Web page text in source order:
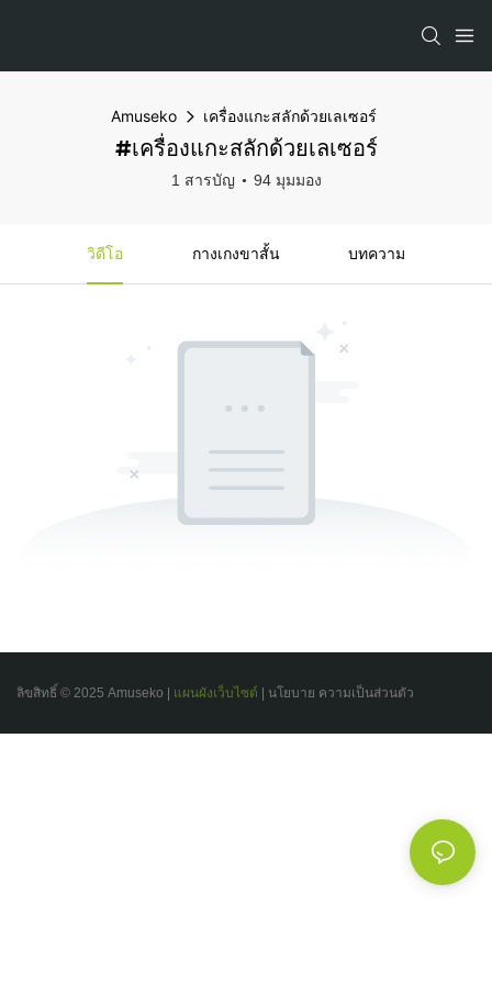
Amuseko เครื่องแกะสลักด้วยเลเซอร์
#เครื่องแกะสลักด้วยเลเซอร์
1 สารบัญ 94 มุมมอง
วิดีโอ กางเกงขาสั้น บทความ
ลิขสิทธิ์ © 2025 Amuseko | แผนผังเว็บไซต์ | นโยบาย ความเป็นส่วนตัว